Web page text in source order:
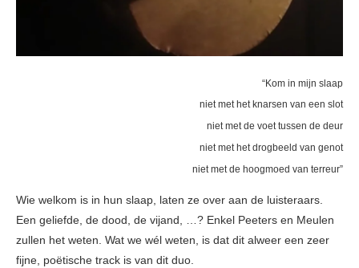
“Kom in mijn slaap
niet met het knarsen van een slot
niet met de voet tussen de deur
niet met het drogbeeld van genot
niet met de hoogmoed van terreur”
Wie welkom is in hun slaap, laten ze over aan de luisteraars.
Een geliefde, de dood, de vijand, …? Enkel Peeters en Meulen
zullen het weten. Wat we wél weten, is dat dit alweer een zeer
fijne, poëtische track is van dit duo.